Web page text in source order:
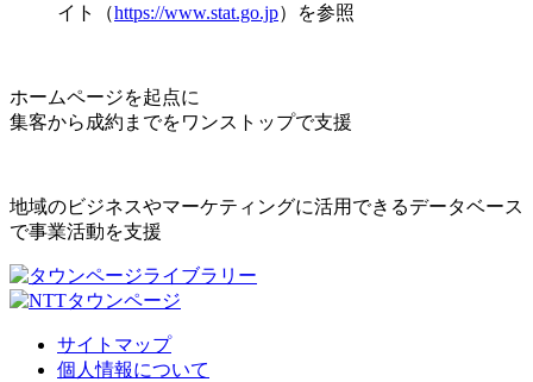
イト（https://www.stat.go.jp）を参照
ホームページを起点に
集客から成約までをワンストップで支援
地域のビジネスやマーケティングに活用できるデータベース
で事業活動を支援
サイトマップ
個人情報について